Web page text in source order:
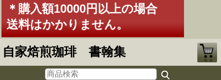
＊購入額10000円以上の場合
送料はかかりません。
自家焙煎珈琲 書翰集